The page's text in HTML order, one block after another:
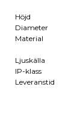
Höjd
Diameter
Material
Ljuskälla
IP-klass
Leveranstid